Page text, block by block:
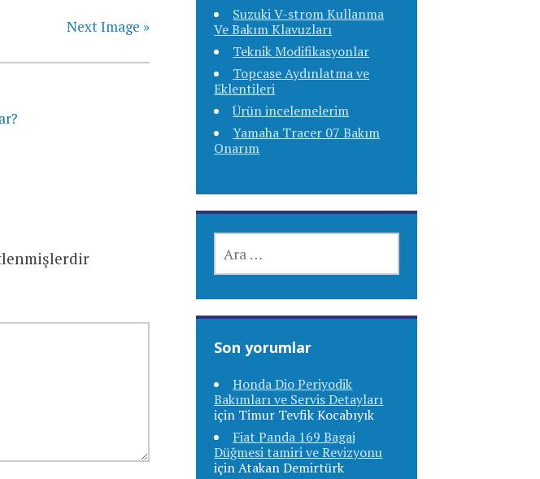
Next Image »
Suzuki V-strom Kullanma
Ve Bakım Klavuzları
Teknik Modifikasyonlar
Topcase Aydınlatma ve
Eklentileri
Ürün incelemelerim
Yamaha Tracer 07 Bakım
Onarım
Son yorumlar
Honda Dio Periyodik
Bakımları ve Servis Detayları
için Timur Tevfik Kocabıyık
Fiat Panda 169 Bagaj
Düğmesi tamiri ve Revizyonu
içinAtakan Demirtürk